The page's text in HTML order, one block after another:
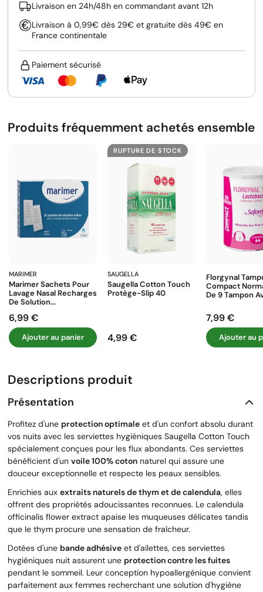
Livraison en 24h/48h en commandant avant 12h
Livraison à 0,99€ dès 29€ et gratuite dès 49€ en
France continentale
Paiement sécurisé
Produits fréquemment achetés ensemble
MARIMER
Marimer Sachets Pour
Lavage Nasal Recharges
De Solution...
Prix
6,99 €
Ajouter au panier
RUPTURE DE STOCK
SAUGELLA
Saugella Cotton Touch
Protège-Slip 40
Prix
4,99 €
Florgynal
Compact
De 9 Tampon
Prix
7,99 €
Ajouter au
Descriptions produit
Présentation
Profitez d'une protection optimale et d'un confort absolu durant
vos nuits avec les serviettes hygiéniques Saugella Cotton Touch
spécialement conçues pour les flux abondants. Ces serviettes
bénéficient d'un voile 100% coton naturel qui assure une
douceur exceptionnelle et respecte les peaux sensibles.
Enrichies aux extraits naturels de thym et de calendula, elles
offrent des propriétés adoucissantes reconnues. Le calendula
officinalis flower extract apaise les muqueuses délicates tandis
que le thym procure une sensation de fraîcheur.
Dotées d'une bande adhésive et d'ailettes, ces serviettes
hygiéniques nuit assurent une protection contre les fuites
pendant le sommeil. Leur conception hypoallergénique convient
parfaitement aux femmes recherchant une solution d'hygiène